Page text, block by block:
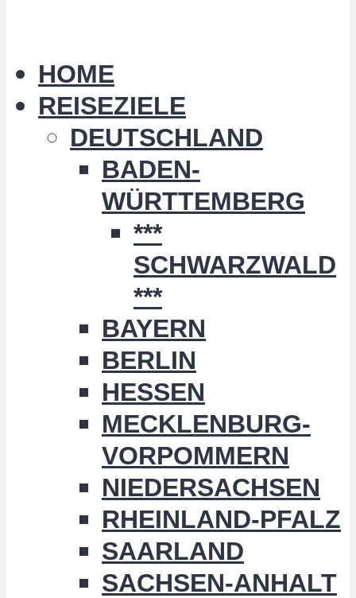
HOME
REISEZIELE
DEUTSCHLAND
BADEN-
WÜRTTEMBERG
***
SCHWARZWALD
***
BAYERN
BERLIN
HESSEN
MECKLENBURG-
VORPOMMERN
NIEDERSACHSEN
RHEINLAND-PFALZ
SAARLAND
SACHSEN-ANHALT